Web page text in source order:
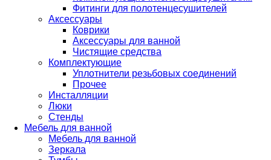
Фитинги для полотенцесушителей
Аксессуары
Коврики
Аксессуары для ванной
Чистящие средства
Комплектующие
Уплотнители резьбовых соединений
Прочее
Инсталляции
Люки
Стенды
Мебель для ванной
Мебель для ванной
Зеркала